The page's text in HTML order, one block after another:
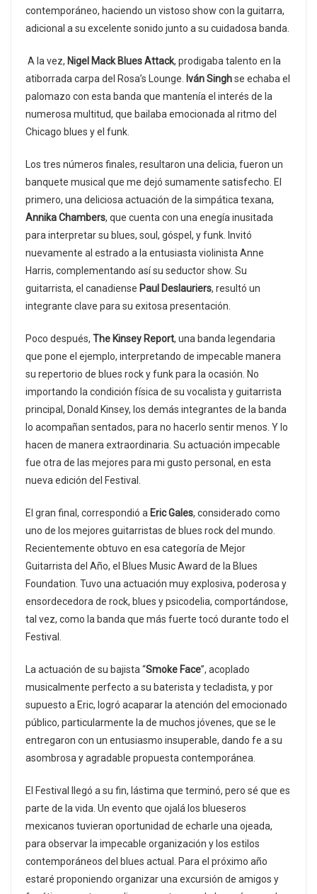
contemporáneo, haciendo un vistoso show con la guitarra,
adicional a su excelente sonido junto a su cuidadosa banda.
A la vez, Nigel Mack Blues Attack, prodigaba talento en la
atiborrada carpa del Rosa’s Lounge.
Iván Singhse echaba el
palomazo con esta banda que mantenía el interés de la
numerosa multitud, que bailaba emocionada al ritmo del
Chicago blues y el funk.
Los tres números finales, resultaron una delicia, fueron un
banquete musical que me dejó sumamente satisfecho. El
primero, una deliciosa actuación de la simpática texana,
Annika Chambers, que cuenta con una enegía inusitada
para interpretar su blues, soul, góspel, y funk. Invitó
nuevamente al estrado a la entusiasta violinista Anne
Harris, complementando así su seductor show. Su
guitarrista, el canadiense Paul Deslauriers, resultó un
integrante clave para su exitosa presentación.
Poco después, The Kinsey Report, una banda legendaria
que pone el ejemplo, interpretando de impecable manera
su repertorio de blues rock y funk para la ocasión. No
importando la condición física de su vocalista y guitarrista
principal, Donald Kinsey, los demás integrantes de la banda
lo acompañan sentados, para no hacerlo sentir menos. Y lo
hacen de manera extraordinaria. Su actuación impecable
fue otra de las mejores para mi gusto personal, en esta
nueva edición del Festival.
El gran final, correspondió a Eric Gales, considerado como
uno de los mejores guitarristas de blues rock del mundo.
Recientemente obtuvo en esa categoría de Mejor
Guitarrista del Año, el Blues Music Award de la Blues
Foundation. Tuvo una actuación muy explosiva, poderosa y
ensordecedora de rock, blues y psicodelia, comportándose,
tal vez, como la banda que más fuerte tocó durante todo el
Festival.
La actuación de su bajista “Smoke Face”, acoplado
musicalmente perfecto a su baterista y tecladista, y por
supuesto a Eric, logró acaparar la atención del emocionado
público, particularmente la de muchos jóvenes, que se le
entregaron con un entusiasmo insuperable, dando fe a su
asombrosa y agradable propuesta contemporánea.
El Festival llegó a su fin, lástima que terminó, pero sé que es
parte de la vida. Un evento que ojalá los blueseros
mexicanos tuvieran oportunidad de echarle una ojeada,
para observar la impecable organización y los estilos
contemporáneos del blues actual. Para el próximo año
estaré proponiendo organizar una excursión de amigos y